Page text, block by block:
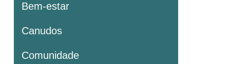
Bem-estar
Canudos
Comunidade